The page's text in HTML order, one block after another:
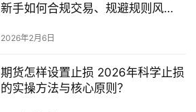
新手如何合规交易、规避规则风
2026年2月6日
期货怎样设置止损 2026年科学止损
的实操方法与核心原则？